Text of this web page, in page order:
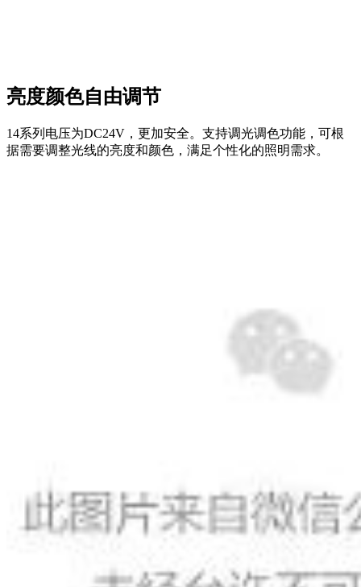
亮度颜色自由调节
14系列电压为DC24V，更加安全。支持调光调色功能，可根
据需要调整光线的亮度和颜色，满足个性化的照明需求。